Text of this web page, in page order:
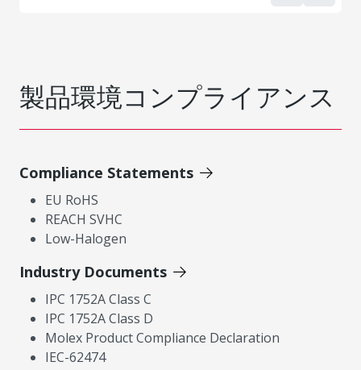
製品環境コンプライアンス
Compliance Statements
EU RoHS
REACH SVHC
Low-Halogen
Industry Documents
IPC 1752A Class C
IPC 1752A Class D
Molex Product Compliance Declaration
IEC-62474